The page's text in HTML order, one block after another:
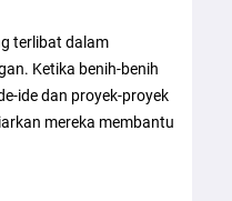
terlibat dalam
Ketika benih-benih
ide dan proyek-proyek
mereka membantu